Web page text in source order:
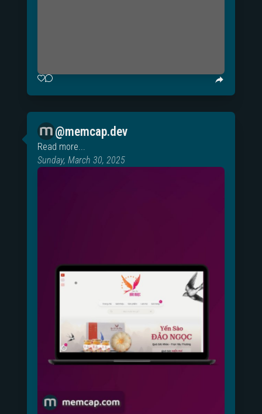
@memcap.dev
Read more...
Sunday, March 30, 2025